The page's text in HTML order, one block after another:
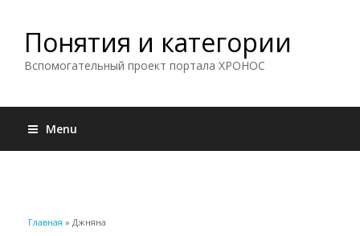
Понятия и категории
Вспомогательный проект портала ХРОНОС
Menu
Вы здесь
Главная » Джняна